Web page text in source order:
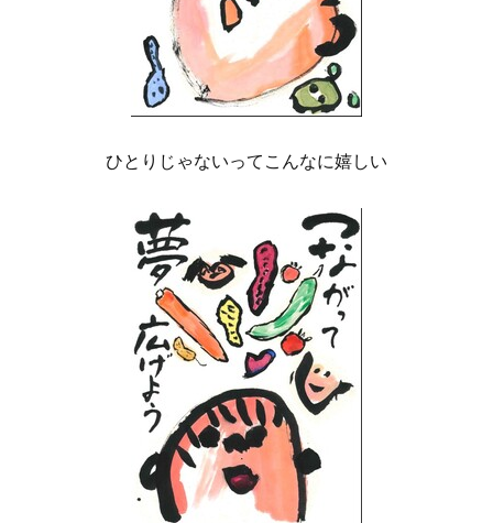
ひとりじゃないってこんなに嬉しい